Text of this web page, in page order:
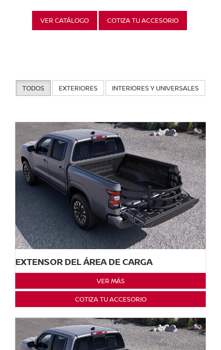
VER CATÁLOGO COTIZA TU ACCESORIO
TODOS EXTERIORES INTERIORES Y UNIVERSALES
EXTENSOR DEL ÁREA DE CARGA
VER MÁS
COTIZA TU ACCESORIO